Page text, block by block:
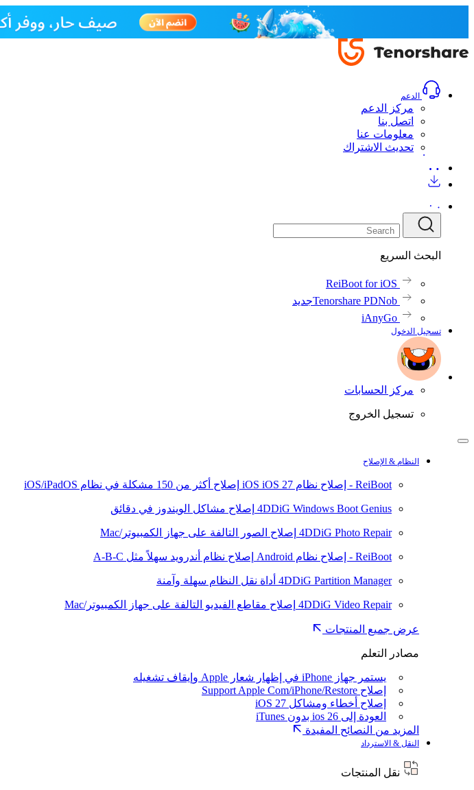
الدعم
مركز الدعم
اتصل بنا
معلومات عنا
تحديث الاشتراك
البحث السريع
ReiBoot for iOS
Tenorshare PDNobجديد
iAnyGo
تسجيل الدخول
مركز الحسابات
تسجيل الخروج
النظام & الإصلاح
ReiBoot - إصلاح نظام iOS iOS 27 إصلاح أكثر من 150 مشكلة في نظام iOS/iPadOS
4DDiG Windows Boot Genius إصلاح مشاكل الويندوز في دقائق
4DDiG Photo Repair إصلاح الصور التالفة على جهاز الكمبيوتر/Mac
ReiBoot - إصلاح نظام Android إصلاح نظام أندرويد سهلاً مثل A-B-C
4DDiG Partition Manager أداة نقل النظام سهلة وآمنة
4DDiG Video Repair إصلاح مقاطع الفيديو التالفة على جهاز الكمبيوتر/Mac
عرض جميع المنتجات
مصادر التعلم
يستمر جهاز iPhone في إظهار شعار Apple وإيقاف تشغيله
إصلاح Support Apple Com/iPhone/Restore
إصلاح أخطاء ومشاكل iOS 27
العودة إلى ios 26 بدون iTunes
المزيد من النصائح المفيدة
النقل & الاسترداد
نقل المنتجات